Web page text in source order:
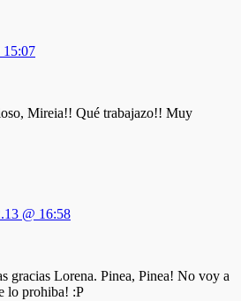
15:07
Mireia!! Qué trabajazo!! Muy
@ 16:58
gracias Lorena. Pinea, Pinea! No voy a
lo prohiba! :P